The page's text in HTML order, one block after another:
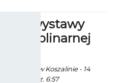
wystawy
za CK105 w Koszalinie - 14
2014 godz. 6:57